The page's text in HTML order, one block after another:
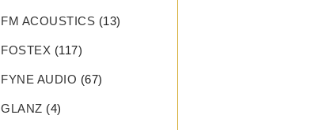
FM ACOUSTICS (13)
FOSTEX (117)
FYNE AUDIO (67)
GLANZ (4)